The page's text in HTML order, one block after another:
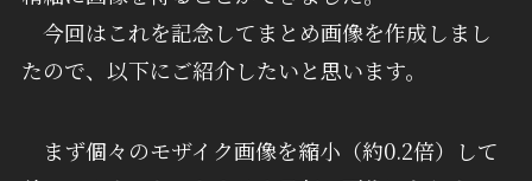
今回はこれを記念してまとめ画像を作成しまし
たので、以下にご紹介したいと思います。
まず個々のモザイク画像を縮小（約0.2倍）して